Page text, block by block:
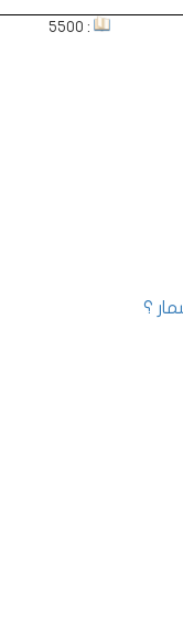
: 5500